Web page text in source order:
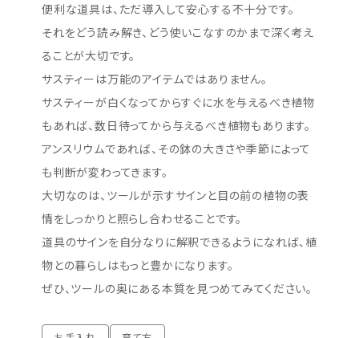
便利な道具は、ただ導入して安心する不十分です。
それをどう読み解き、どう使いこなすのかまで深く考え
ることが大切です。
サスティーは万能のアイテムではありません。
サスティーが白くなってからすぐに水を与えるべき植物
もあれば、数日待ってから与えるべき植物もあります。
アンスリウムであれば、その鉢の大きさや季節によって
も判断が変わってきます。
大切なのは、ツールが示すサインと目の前の植物の表
情をしっかりと照らし合わせることです。
道具のサインを自分なりに解釈できるようになれば、植
物との暮らしはもっと豊かになります。
ぜひ、ツールの奥にある本質を見つめてみてください。